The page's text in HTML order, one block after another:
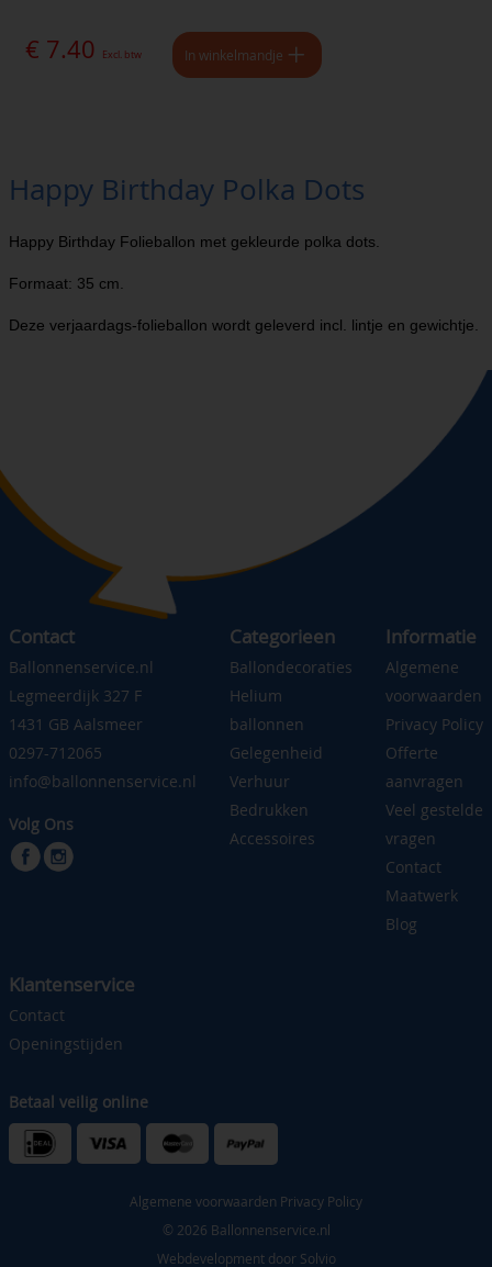
€ 7.40 Excl. btw In winkelmandje
Happy Birthday Polka Dots
Happy Birthday Folieballon met gekleurde polka dots.
Formaat: 35 cm.
Deze verjaardags-folieballon wordt geleverd incl. lintje en gewichtje.
Contact
Ballonnenservice.nl
Legmeerdijk 327 F
1431 GB Aalsmeer
0297-712065
info@ballonnenservice.nl
Volg Ons
Categorieen
Ballondecoraties
Helium
ballonnen
Gelegenheid
Verhuur
Bedrukken
Accessoires
Informatie
Algemene
voorwaarden
Privacy Policy
Offerte
aanvragen
Veel gestelde
vragen
Contact
Maatwerk
Blog
Klantenservice
Contact
Openingstijden
Betaal veilig online
Algemene voorwaarden Privacy Policy
© 2026 Ballonnenservice.nl
Webdevelopment door Solvio